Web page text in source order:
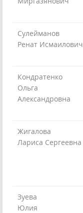
Сулейманов
Ренат Исмаилович
Кондратенко
Ольга
Александровна
Жигалова
Лариса Сергеевна
Зуева
Юлия